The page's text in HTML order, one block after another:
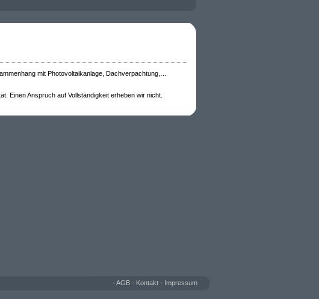
mit Photovoltaikanlage, Dachverpachtung,…
Einen Anspruch auf Vollständigkeit erheben wir nicht.
• AGB • Kontakt • Impressum